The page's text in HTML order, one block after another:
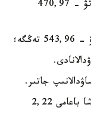
- دوللار: ساتىپ الۋ - 468,68 تەڭگە، ساتۋ - 470,97
ەسكە سالايىق، اپتا اياعىندا دوللاردىڭ ورتاشا باعامى 2,22